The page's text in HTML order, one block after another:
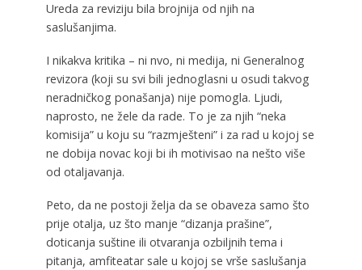
Ureda za reviziju bila brojnija od njih na
saslušanjima.
I nikakva kritika – ni nvo, ni medija, ni Generalnog
revizora (koji su svi bili jednoglasni u osudi takvog
neradničkog ponašanja) nije pomogla. Ljudi,
naprosto, ne žele da rade. To je za njih “neka
komisija” u koju su “razmješteni” i za rad u kojoj se
ne dobija novac koji bi ih motivisao na nešto više
od otaljavanja.
Peto, da ne postoji želja da se obaveza samo što
prije otalja, uz što manje “dizanja prašine”,
doticanja suštine ili otvaranja ozbiljnih tema i
pitanja, amfiteatar sale u kojoj se vrše saslušanja